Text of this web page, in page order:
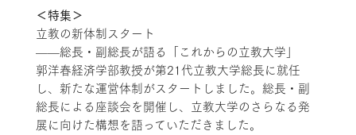
＜特集＞
立教の新体制スタート
——総長・副総長が語る「これからの立教大学」
郭洋春経済学部教授が第21代立教大学総長に就任
し、新たな運営体制がスタートしました。総長・副
総長による座談会を開催し、立教大学のさらなる発
展に向けた構想を語っていただきました。